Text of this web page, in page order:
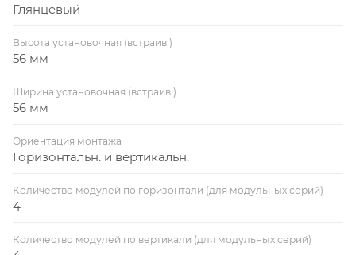
Глянцевый
Высота установочная (встраив.)
56 мм
Ширина установочная (встраив.)
56 мм
Ориентация монтажа
Горизонтальн. и вертикальн.
Количество модулей по горизонтали (для модульных серий)
4
Количество модулей по вертикали (для модульных серий)